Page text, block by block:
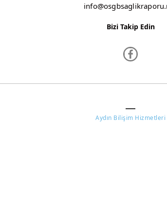
Bizi Takip Edin
Aydın Bilişim Hizmetleri